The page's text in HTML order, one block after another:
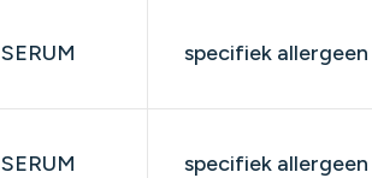
SERUM specifiek allergeen
SERUM specifiek allergeen